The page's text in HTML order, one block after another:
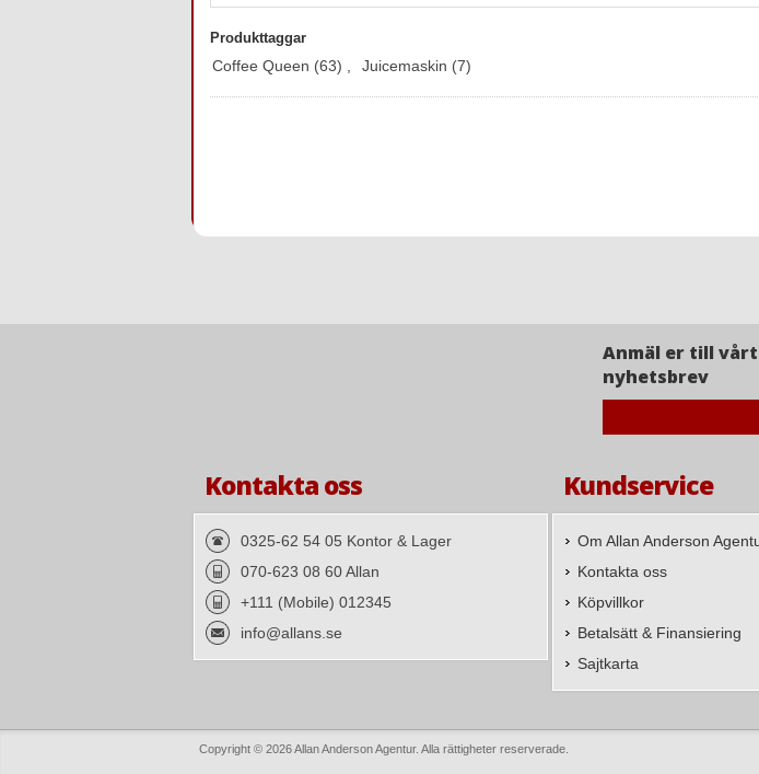
Produkttaggar
Coffee Queen (63) Juicemaskin (7)
Anmäl er till vårt
nyhetsbrev
Kontakta oss
0325-62 54 05 Kontor & Lager
070-623 08 60 Allan
+111 (Mobile) 012345
info@allans.se
Kundservice
Om Allan Anderson
Kontakta oss
Köpvillkor
Betalsätt & Finansiering
Sajtkarta
Copyright © 2026 Allan Anderson Agentur. Alla rättigheter reserverade.